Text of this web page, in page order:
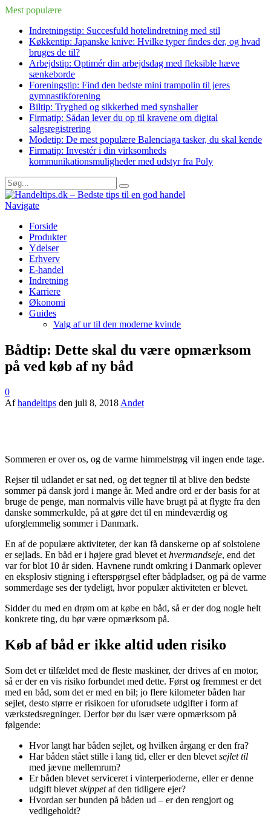
Mest populære
Indretningstip: Succesfuld hotelindretning med stil
Køkkentip: Japanske knive: Hvilke typer findes der, og hvad
bruges de til?
Arbejdstip: Optimér din arbejdsdag med fleksible hæve
sænkeborde
Foreningstip: Find den bedste mini trampolin til jeres
gymnastikforening
Biltip: Tryghed og sikkerhed med synshaller
Firmatip: Sådan lever du op til kravene om digital
salgsregistrering
Modetip: De mest populære Balenciaga tasker, du skal kende
Firmatip: Investér i din virksomheds
kommunikationsmuligheder med udstyr fra Poly
Navigate
Forside
Produkter
Ydelser
Erhverv
E-handel
Indretning
Karriere
Økonomi
Guides
Valg af ur til den moderne kvinde
Bådtip: Dette skal du være opmærksom
på ved køb af ny båd
0
Afhandeltips den juli 8, 2018 Andet
Sommeren er over os, og de varme himmelstrøg vil ingen ende tage.
Rejser til udlandet er sat ned, og det tegner til at blive den bedste
sommer på dansk jord i mange år. Med andre ord er der basis for at
bruge de penge, man normalvis ville have brugt på at flygte fra den
danske sommerkulde, på at gøre det til en mindeværdig og
uforglemmelig sommer i Danmark.
En af de populære aktiviteter, der kan få danskerne op af solstolene
er sejlads. En båd er i højere grad blevet et hvermandseje, end det
var for blot 10 år siden. Havnene rundt omkring i Danmark oplever
en eksplosiv stigning i efterspørgsel efter bådpladser, og på de varme
sommerdage ses der tydeligt, hvor populær aktiviteten er blevet.
Sidder du med en drøm om at købe en båd, så er der dog nogle helt
konkrete ting, du bør være opmærksom på.
Køb af båd er ikke altid uden risiko
Som det er tilfældet med de fleste maskiner, der drives af en motor,
så er der en vis risiko forbundet med dette. Først og fremmest er det
med en båd, som det er med en bil; jo flere kilometer båden har
sejlet, desto større er risikoen for uforudsete udgifter i form af
værkstedsregninger. Derfor bør du især være opmærksom på
følgende:
Hvor langt har båden sejlet, og hvilken årgang er den fra?
Har båden stået stille i lang tid, eller er den blevet sejlet til
med jævne mellemrum?
Er båden blevet serviceret i vinterperioderne, eller er denne
udgift blevet skippetaf den tidligere ejer?
Hvordan ser bunden på båden ud – er den rengjort og
vedligeholdt?